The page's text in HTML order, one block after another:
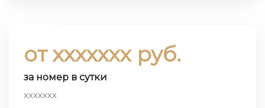
от ххххххх руб.
за номер в сутки
ххххххх